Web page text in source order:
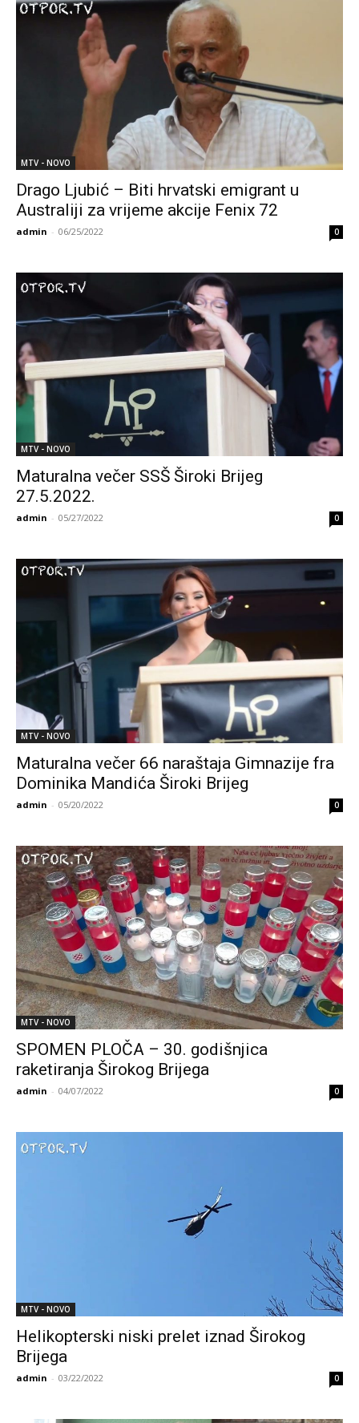
MTV - NOVO
Drago Ljubić – Biti hrvatski emigrant u
Australiji za vrijeme akcije Fenix 72
admin - 06/25/2022 0
MTV - NOVO
Maturalna večer SSŠ Široki Brijeg
27.5.2022.
admin - 05/27/2022 0
MTV - NOVO
Maturalna večer 66 naraštaja Gimnazije fra
Dominika Mandića Široki Brijeg
admin - 05/20/2022 0
MTV - NOVO
SPOMEN PLOČA – 30. godišnjica
raketiranja Širokog Brijega
admin - 04/07/2022 0
MTV - NOVO
Helikopterski niski prelet iznad Širokog
Brijega
admin - 03/22/2022 0